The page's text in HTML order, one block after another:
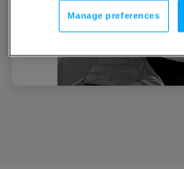
Manage preferences